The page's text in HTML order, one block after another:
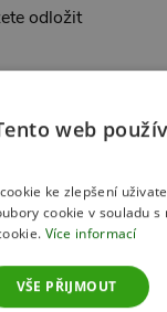
odložit
jak
Stlačením
záhlavník
držte za
web
ke zlepšení
cookie v souladu
Více informací
VŠE PŘIJMOUT